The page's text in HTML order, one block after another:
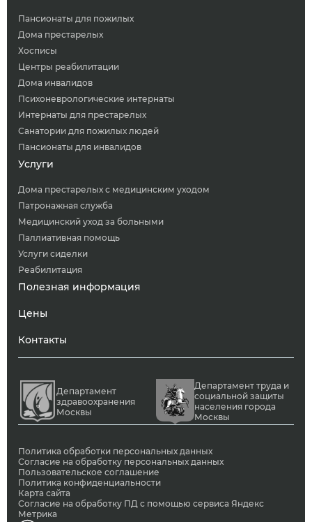
Пансионаты для пожилых
Дома престарелых
Хосписы
Центры реабилитации
Дома инвалидов
Психоневрологические интернаты
Интернаты для престарелых
Санатории для пожилых людей
Пансионаты для инвалидов
Услуги
Дома престарелых с медицинским уходом
Патронажная служба
Медицинский уход за больными
Паллиативная помощь
Услуги сиделки
Реабилитация
Полезная информация
Цены
Контакты
Департамент
здравоохранения
Москвы
Департамент труда и
социальной защиты
населения города
Москвы
Политика обработки персональных данных
Согласие на обработку персональных данных
Пользовательское соглашение
Политика конфиденциальности
Карта сайта
Согласие на обработку ПД с помощью сервиса Яндекс
Метрика